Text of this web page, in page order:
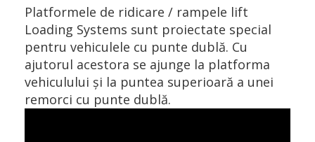
Platformele de ridicare / rampele lift
Loading Systems sunt proiectate special
pentru vehiculele cu punte dublă. Cu
ajutorul acestora se ajunge la platforma
vehiculului şi la puntea superioară a unei
remorci cu punte dublă.